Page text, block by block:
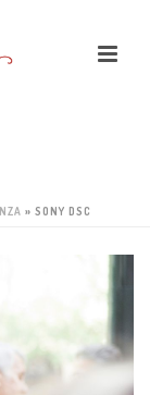
» SONY DSC